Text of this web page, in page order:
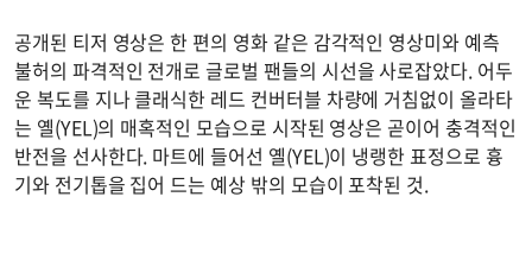
공개된 티저 영상은 한 편의 영화 같은 감각적인 영상미와 예측
불허의 파격적인 전개로 글로벌 팬들의 시선을 사로잡았다. 어두
운 복도를 지나 클래식한 레드 컨버터블 차량에 거침없이 올라타
는 옐(YEL)의 매혹적인 모습으로 시작된 영상은 곧이어 충격적인
반전을 선사한다. 마트에 들어선 옐(YEL)이 냉랭한 표정으로 흉
기와 전기톱을 집어 드는 예상 밖의 모습이 포착된 것.